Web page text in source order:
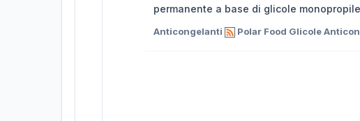
permanente a base di glicole
Anticongelanti Polar Food Glicole